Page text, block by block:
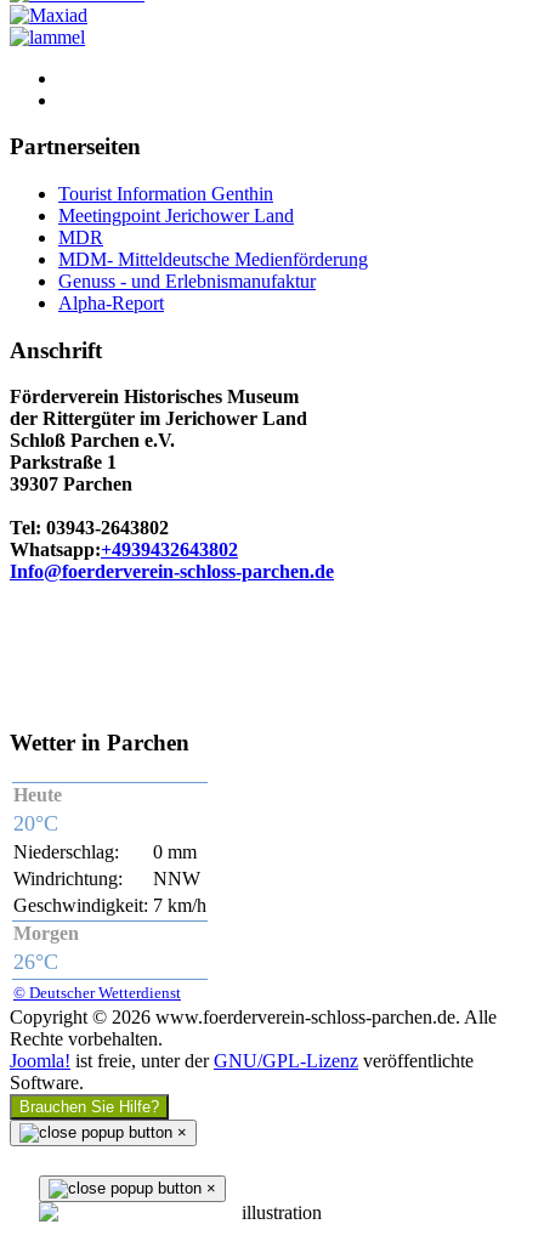
Partnerseiten
Tourist Information Genthin
Meetingpoint Jerichower Land
MDR
MDM- Mitteldeutsche Medienförderung
Genuss - und Erlebnismanufaktur
Alpha-Report
Anschrift
Förderverein Historisches Museum
der Rittergüter im Jerichower Land
Schloß Parchen e.V.
Parkstraße 1
39307 Parchen
Tel: 03943-2643802
Whatsapp:+4939432643802
Info@foerderverein-schloss-parchen.de
Wetter in Parchen
Heute
20°C
Niederschlag:
0 mm
Windrichtung:
NNW
Geschwindigkeit: 7 km/h
Morgen
26°C
© Deutscher Wetterdienst
Copyright © 2026 www.foerderverein-schloss-parchen.de. Alle
Rechte vorbehalten.
Joomla! ist freie, unter derGNU/GPL-Lizenz veröffentlichte
Software.
Brauchen Sie Hilfe?
×
×